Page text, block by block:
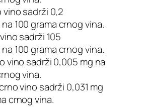
vino sadrži 0,2
100 grama crnog vina.
sadrži 105
100 grama crnog vina.
vino sadrži 0,005 mg na
vina.
vino sadrži 0,031 mg
crnog vina.